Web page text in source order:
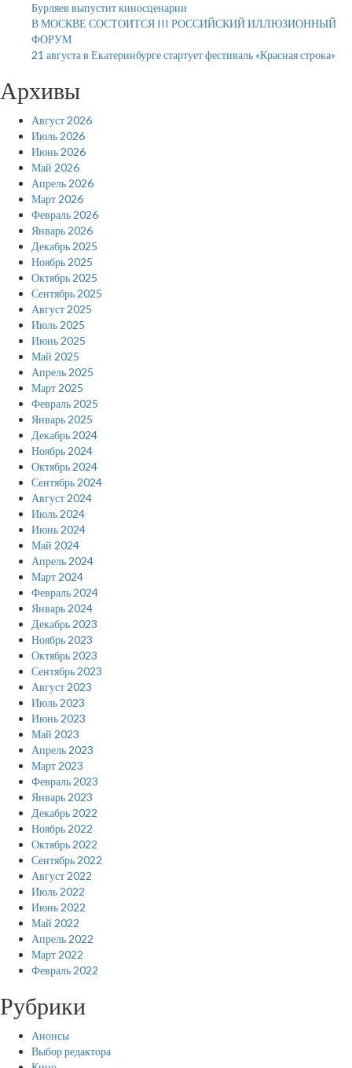
Бурляев выпустит киносценарии
В МОСКВЕ СОСТОИТСЯ III РОССИЙСКИЙ ИЛЛЮЗИОННЫЙ
ФОРУМ
21 августа в Екатеринбурге стартует фестиваль «Красная строка»
Архивы
Август 2026
Июль 2026
Июнь 2026
Май 2026
Апрель 2026
Март 2026
Февраль 2026
Январь 2026
Декабрь 2025
Ноябрь 2025
Октябрь 2025
Сентябрь 2025
Август 2025
Июль 2025
Июнь 2025
Май 2025
Апрель 2025
Март 2025
Февраль 2025
Январь 2025
Декабрь 2024
Ноябрь 2024
Октябрь 2024
Сентябрь 2024
Август 2024
Июль 2024
Июнь 2024
Май 2024
Апрель 2024
Март 2024
Февраль 2024
Январь 2024
Декабрь 2023
Ноябрь 2023
Октябрь 2023
Сентябрь 2023
Август 2023
Июль 2023
Июнь 2023
Май 2023
Апрель 2023
Март 2023
Февраль 2023
Январь 2023
Декабрь 2022
Ноябрь 2022
Октябрь 2022
Сентябрь 2022
Август 2022
Июль 2022
Июнь 2022
Май 2022
Апрель 2022
Март 2022
Февраль 2022
Рубрики
Анонсы
Выбор редактора